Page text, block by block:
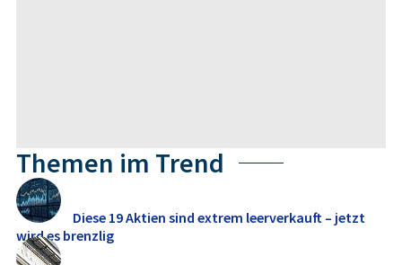
Themen im Trend
Diese 19 Aktien sind extrem leerverkauft – jetzt
wird es brenzlig